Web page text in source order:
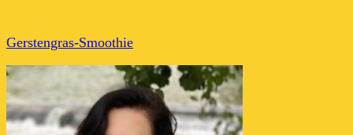
Gerstengras-Smoothie